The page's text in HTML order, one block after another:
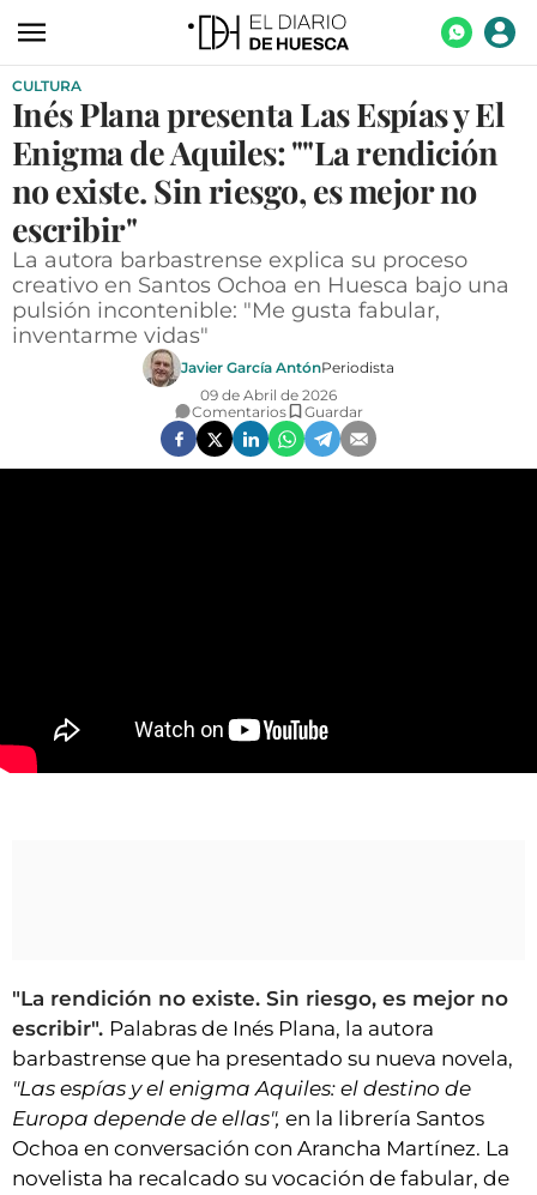
ACTUALIDAD
ECONOMÍA
TECNOLOGÍA
TURISMO
AGROALIMENTACIÓN
DEPORTES
AGENDA
CARTELERA
INICIAR SESIÓN
CULTURA
Inés Plana presenta Las Espías y El
Enigma de Aquiles: ""La rendición
no existe. Sin riesgo, es mejor no
escribir"
La autora barbastrense explica su proceso
creativo en Santos Ochoa en Huesca bajo una
pulsión incontenible: "Me gusta fabular,
inventarme vidas"
Javier García AntónPeriodista
09 de Abril de 2026
Comentarios
Guardar
"La rendición no existe. Sin riesgo, es mejor no
escribir". Palabras de Inés Plana, la autora
barbastrense que ha presentado su nueva novela,
"Las espías y el enigma Aquiles: el destino de
Europa depende de ellas", en la librería Santos
Ochoa en conversación con Arancha Martínez. La
novelista ha recalcado su vocación de fabular, de